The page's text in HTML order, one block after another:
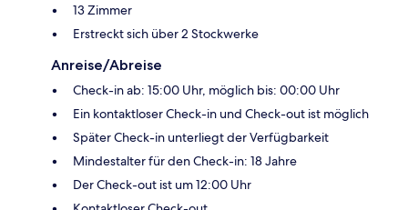
13 Zimmer
Erstreckt sich über 2 Stockwerke
Anreise/Abreise
Check-in ab: 15:00 Uhr, möglich bis: 00:00 Uhr
Ein kontaktloser Check-in und Check-out ist möglich
Später Check-in unterliegt der Verfügbarkeit
Mindestalter für den Check-in: 18 Jahre
Der Check-out ist um 12:00 Uhr